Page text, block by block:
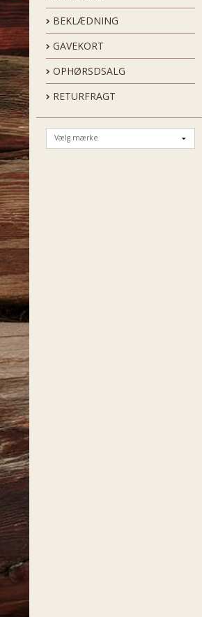
BEKLÆDNING
GAVEKORT
OPHØRSDSALG
RETURFRAGT